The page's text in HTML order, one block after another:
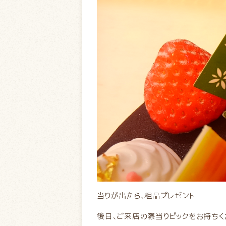
当りが出たら、粗品プレゼント
後日、ご来店の際当りピックをお持ちく